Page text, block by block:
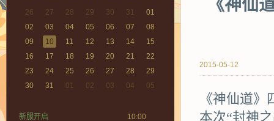
26
27 28 29 30 31
01
02
03 04 05 06 07
08
09
10 11 12 13 14
15
16
17 18 19 20 21
22
23
24 25 26 27 28
29
30
31 01 02 03 04 05
新服开启 10:00
《神仙
2015-05-12
《神仙道
本次“封神